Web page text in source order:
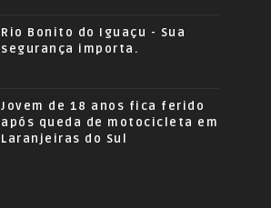
Rio Bonito do Iguaçu - Sua
segurança importa.
Jovem de 18 anos fica ferido
após queda de motocicleta em
Laranjeiras do Sul